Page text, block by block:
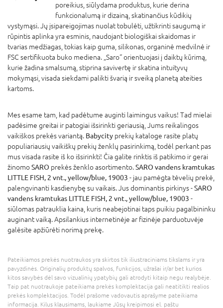
poreikius, siūlydama produktus, kurie derina
funkcionalumą ir dizainą, skatinančius kūdikių
vystymąsi. Jų įsipareigojimas nuolat tobulėti, užtikrinti saugumą ir
rūpintis aplinka yra esminis, naudojant biologiškai skaidomas ir
tvarias medžiagas, tokias kaip guma, silikonas, organinė medvilnė ir
FSC sertifikuota buko mediena. „Saro“ orientuojasi į daiktų kūrimą,
kurie žadina smalsumą, stiprina savivertę ir skatina intuityvų
mokymąsi, visada siekdami palikti švarią ir sveiką planetą ateities
kartoms.
Mes esame tam, kad padėtume auginti laimingus vaikus! Tad mielai
padėsime greitai ir patogiai išsirinkti geriausią, Jums reikalingos
vaikiškos prekės variantą. Babycity prekių kataloge rasite platų
populiariausių vaikiškų prekių ženklų pasirinkimą, todėl perkant pas
mus visada rasite iš ko išsirinkti! Čia galite rinktis iš patikimo ir gerai
žinomoSARO prekės ženklo asortimento.SARO vandens kramtukas
LITTLE FISH, 2 vnt., yellow/blue, 19003 - jau pamėgta tėvelių prekė,
palengvinanti kasdienybę su vaikais. Jus dominantis pirkinys -SARO
vandens kramtukas LITTLE FISH, 2 vnt., yellow/blue, 19003 -
siūlomas patrauklia kaina, kuris neabejotinai taps puikiu pagalbininku
auginant vaiką. Apsilankius internetinėje ar fizinėje parduotuvėje
galėsite apžiūrėti norimą prekę.
Pateikiamos prekės nuotraukos yra skirtos tik iliustraciniams tikslams ir yra
pavyzdinės. Originalių produktų spalvos, funkcijos, užrašai ir/ar bet kurios
kitos savybės dėl savo vizualinių ypatybių gali atrodyti kitaip negu realybėje.
Taip pat nuotraukoje pateikiama prekės komplektacija gali neatitikti realios
prekės komplektacijos. Todėl prašome vadovautis aprašyme pateikiama
informacija. Kilus klausimams, laukiame Jūsų kreipimosi el. paštu